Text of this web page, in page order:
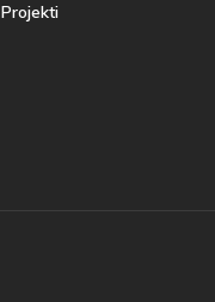
Projekti